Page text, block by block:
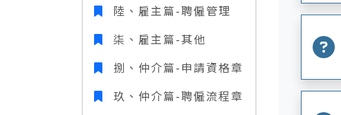
陸、雇主篇-聘僱管理
柒、雇主篇-其他
捌、仲介篇-申請資格章
玖、仲介篇-聘僱流程章